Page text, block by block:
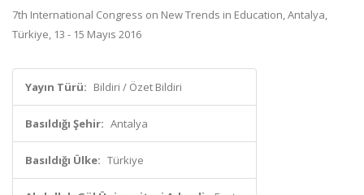
7th International Congress on New Trends in Education, Antalya,
Türkiye, 13 - 15 Mayıs 2016
Yayın Türü: Bildiri / Özet Bildiri
Basıldığı Şehir: Antalya
Basıldığı Ülke: Türkiye